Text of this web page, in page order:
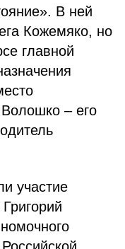
В ней
Кожемяко, но
главной
– его
участие